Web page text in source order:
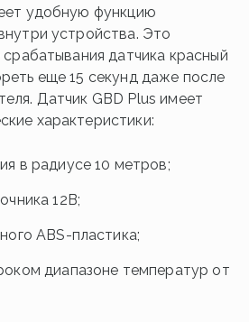
удобную функцию
устройства. Это
датчика красный
еще 15 секунд даже после
Датчик GBD Plus имеет
характеристики:
в радиусе 10 метров;
12В;
ABS-пластика;
диапазоне температур от